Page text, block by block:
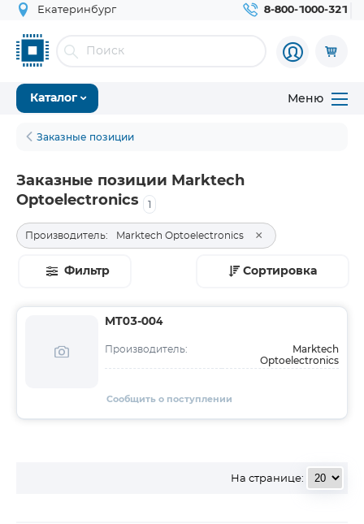
Екатеринбург 8-800-1000-321
Каталог Меню
Заказные позиции
Заказные позиции Marktech
Optoelectronics
1
Производитель: Marktech Optoelectronics ×
Фильтр Сортировка
MT03-004
Производитель:
Marktech
Optoelectronics
Сообщить о поступлении
На странице: